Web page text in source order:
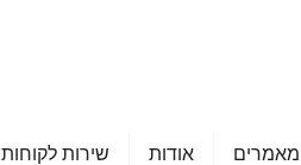
מאמרים אודות שירות לקוחות